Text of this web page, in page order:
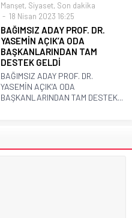
Manşet, Siyaset, Son dakika
18 Nisan 2023 16:25
BAĞIMSIZ ADAY PROF. DR.
YASEMİN AÇIK’A ODA
BAŞKANLARINDAN TAM
DESTEK GELDİ
BAĞIMSIZ ADAY PROF. DR.
YASEMİN AÇIK’A ODA
BAŞKANLARINDAN TAM DESTEK...